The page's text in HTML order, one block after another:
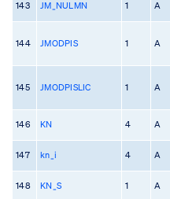
143 JM_NULMN 1 A
144 JMODPIS 1 A
145 JMODPISLIC 1 A
146 KN 4 A
147 kn_i 4 A
148 KN_S 1 A